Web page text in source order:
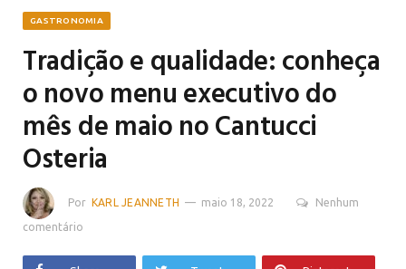
GASTRONOMIA
Tradição e qualidade: conheça
o novo menu executivo do
mês de maio no Cantucci
Osteria
Por KARL JEANNETH maio 18, 2022 Nenhum
comentário